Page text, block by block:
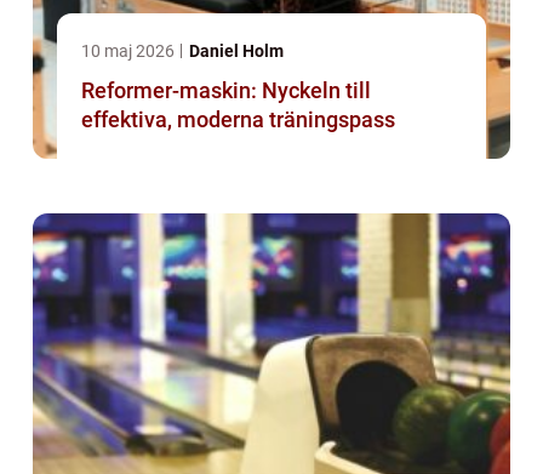
10 maj 2026 Daniel Holm
Reformer-maskin: Nyckeln till
effektiva, moderna träningspass